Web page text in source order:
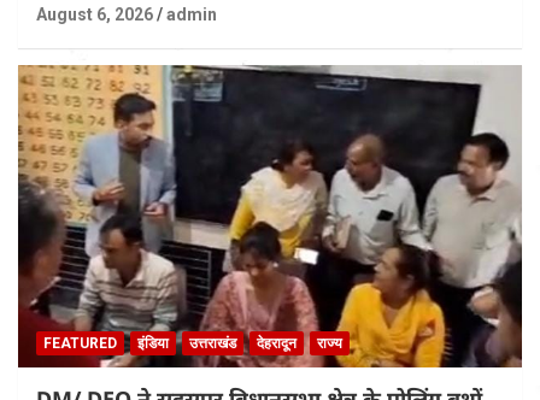
August 6, 2026 admin
FEATURED इंडिया उत्तराखंड देहरादून राज्य